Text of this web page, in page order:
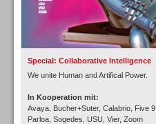
Special: Collaborative Intelligence
We unite Human and Artifical Power.
In Kooperation mit:
Avaya, Bucher+Suter, Calabrio, Five 9,
Parloa, Sogedes, USU, Vier, Zoom
Inbound